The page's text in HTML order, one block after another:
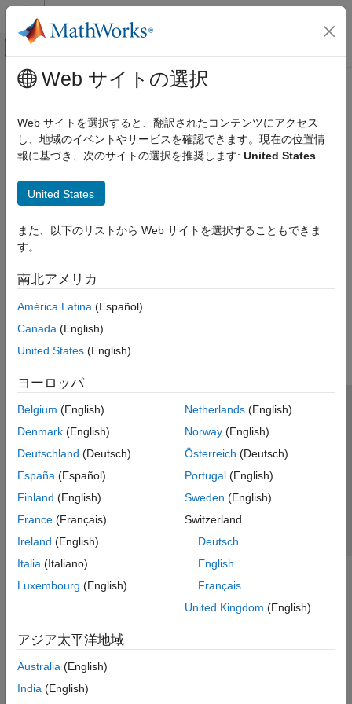
コンテンツへスキップ
オフキャンバス ナビゲーション メ
ドキュメンテーションのホーム
メインコンテンツ
How useful was this information?
Web サイトの選択
Web サイトを選択すると、翻訳されたコンテンツにアクセス
し、地域のイベントやサービスを確認できます。現在の位置情
報に基づき、次のサイトの選択を推奨します: United States
United States
また、以下のリストから Web サイトを選択することもできま
す。
南北アメリカ
América Latina (Español)
Canada (English)
United States (English)
ヨーロッパ
Belgium (English)
Denmark (English)
Deutschland (Deutsch)
España (Español)
Finland (English)
France (Français)
Ireland (English)
Italia (Italiano)
Luxembourg (English)
Netherlands(English)
Norway(English)
Österreich (Deutsch)
Portugal(English)
Sweden (English)
Switzerland
Deutsch
English
Français
United Kingdom (English)
アジア太平洋地域
Australia (English)
India (English)
トラストセンター
プライバシー ポリシー
違法コピー防止
アプリケーション ステータス
© 1994-2026 The MathWorks, Inc.